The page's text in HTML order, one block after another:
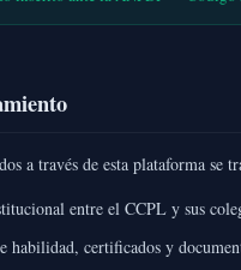
a través de esta plataforma
entre el CCPL y sus
habilidad, certificados y